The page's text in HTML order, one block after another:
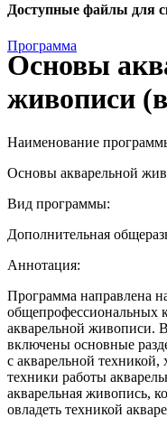
Доступные файлы для
Программа
Основы
живописи
Наименование
Основы акварельной
Вид программы:
Дополнительная
Аннотация:
Программа направлена
общепрофессиональных
акварельной живописи.
включены основные
с акварельной техникой,
техники работы
акварельная живопись,
овладеть техникой